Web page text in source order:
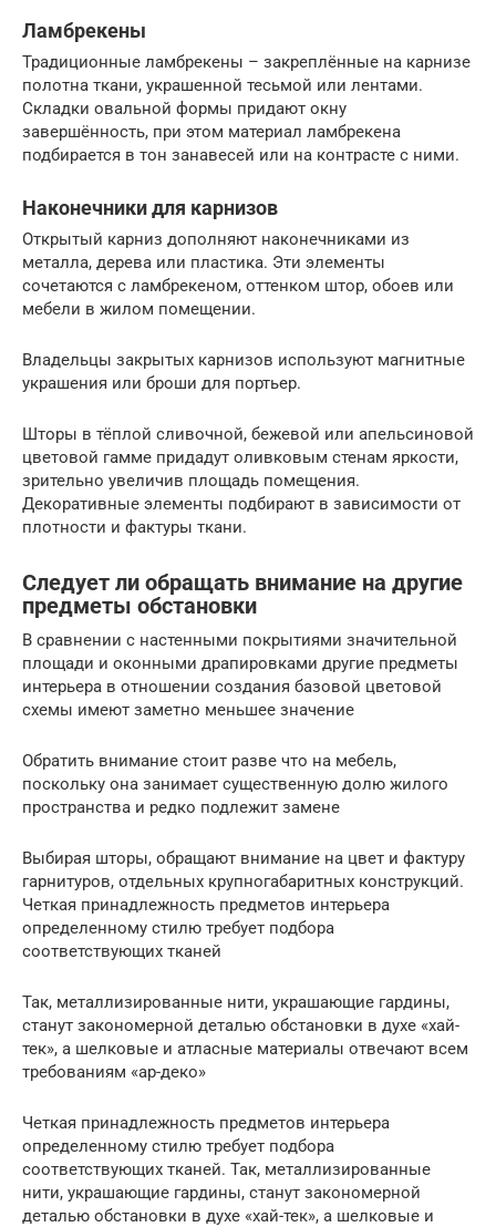
Ламбрекены
Традиционные ламбрекены – закреплённые на карнизе
полотна ткани, украшенной тесьмой или лентами.
Складки овальной формы придают окну
завершённость, при этом материал ламбрекена
подбирается в тон занавесей или на контрасте с ними.
Наконечники для карнизов
Открытый карниз дополняют наконечниками из
металла, дерева или пластика. Эти элементы
сочетаются с ламбрекеном, оттенком штор, обоев или
мебели в жилом помещении.
Владельцы закрытых карнизов используют магнитные
украшения или броши для портьер.
Шторы в тёплой сливочной, бежевой или апельсиновой
цветовой гамме придадут оливковым стенам яркости,
зрительно увеличив площадь помещения.
Декоративные элементы подбирают в зависимости от
плотности и фактуры ткани.
Следует ли обращать внимание на другие
предметы обстановки
В сравнении с настенными покрытиями значительной
площади и оконными драпировками другие предметы
интерьера в отношении создания базовой цветовой
схемы имеют заметно меньшее значение
Обратить внимание стоит разве что на мебель,
поскольку она занимает существенную долю жилого
пространства и редко подлежит замене
Выбирая шторы, обращают внимание на цвет и фактуру
гарнитуров, отдельных крупногабаритных конструкций.
Четкая принадлежность предметов интерьера
определенному стилю требует подбора
соответствующих тканей
Так, металлизированные нити, украшающие гардины,
станут закономерной деталью обстановки в духе «хай-
тек», а шелковые и атласные материалы отвечают всем
требованиям «ар-деко»
Четкая принадлежность предметов интерьера
определенному стилю требует подбора
соответствующих тканей. Так, металлизированные
нити, украшающие гардины, станут закономерной
деталью обстановки в духе «хай-тек», а шелковые и